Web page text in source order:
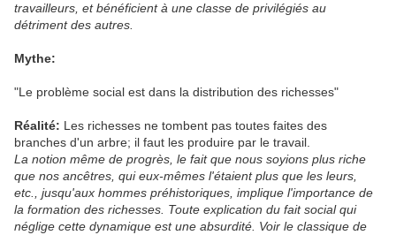
travailleurs, et bénéficient à une classe de privilégiés au
détriment des autres.
Mythe:
"Le problème social est dans la distribution des richesses"
Réalité: Les richesses ne tombent pas toutes faites des
branches d'un arbre; il faut les produire par le travail.
La notion même de progrès, le fait que nous soyions plus riche
que nos ancêtres, qui eux-mêmes l'étaient plus que les leurs,
etc., jusqu'aux hommes préhistoriques, implique l'importance de
la formation des richesses. Toute explication du fait social qui
néglige cette dynamique est une absurdité. Voir le classique de